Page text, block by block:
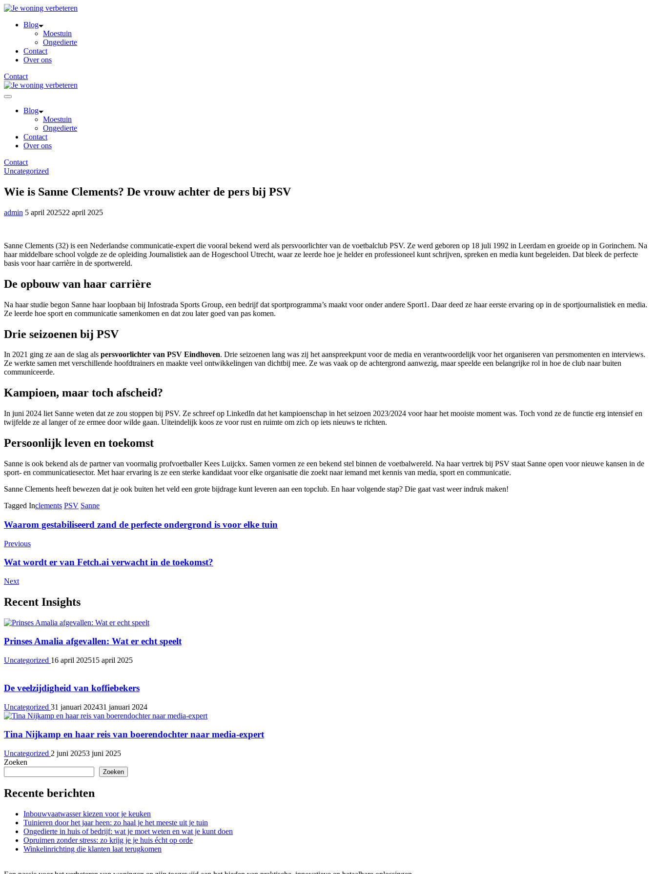
Skip
contentBlog
Moestuin
Ongedierte
Contact
Over ons
Contact
Blog
Moestuin
Ongedierte
Contact
Over ons
Contact
Uncategorized
Wie is Sanne Clements? De vrouw achter de pers bij PSV
admin 5 april 202522 april 2025
Sanne Clements (32) is een Nederlandse communicatie-expert die vooral bekend werd als persvoorlichter van de voetbalclub PSV. Ze werd geboren op 18 juli 1992 in Leerdam en groeide op in Gorinchem. Na
haar middelbare school volgde ze de opleiding Journalistiek aan de Hogeschool Utrecht, waar ze leerde hoe je helder en professioneel kunt schrijven, spreken en media kunt begeleiden. Dat bleek de perfecte
basis voor haar carrière in de sportwereld.
De opbouw van haar carrière
Na haar studie begon Sanne haar loopbaan bij Infostrada Sports Group, een bedrijf dat sportprogramma’s maakt voor onder andere Sport1. Daar deed ze haar eerste ervaring op in de sportjournalistiek en media.
Ze leerde hoe sport en communicatie samenkomen en dat zou later goed van pas komen.
Drie seizoenen bij PSV
In 2021 ging ze aan de slag als persvoorlichter van PSV Eindhoven. Drie seizoenen lang was zij het aanspreekpunt voor de media en verantwoordelijk voor het organiseren van persmomenten en interviews.
Ze werkte samen met verschillende hoofdtrainers en maakte veel ontwikkelingen van dichtbij mee. Ze was vaak op de achtergrond aanwezig, maar speelde een belangrijke rol in hoe de club naar buiten
communiceerde.
Kampioen, maar toch afscheid?
In juni 2024 liet Sanne weten dat ze zou stoppen bij PSV. Ze schreef op LinkedIn dat het kampioenschap in het seizoen 2023/2024 voor haar het mooiste moment was. Toch vond ze de functie erg intensief en
twijfelde ze al langer of ze ermee door wilde gaan. Uiteindelijk koos ze voor rust en ruimte om zich op iets nieuws te richten.
Persoonlijk leven en toekomst
Sanne is ook bekend als de partner van voormalig profvoetballer Kees Luijckx. Samen vormen ze een bekend stel binnen de voetbalwereld. Na haar vertrek bij PSV staat Sanne open voor nieuwe kansen in de
sport- en communicatiesector. Met haar ervaring is ze een sterke kandidaat voor elke organisatie die zoekt naar iemand met kennis van media, sport en communicatie.
Sanne Clements heeft bewezen dat je ook buiten het veld een grote bijdrage kunt leveren aan een topclub. En haar volgende stap? Die gaat vast weer indruk maken!
Tagged Inclements PSV Sanne
Post
Navigation
Waarom gestabiliseerd zand de perfecte ondergrond is voor elke tuin
Previous
Wat wordt er van Fetch.ai verwacht in de toekomst?
Next
Recent Insights
Prinses Amalia afgevallen: Wat er echt speelt
Uncategorized 16 april 202515 april 2025
De veelzijdigheid van koffiebekers
Uncategorized 31 januari 202431 januari 2024
Tina Nijkamp en haar reis van boerendochter naar media-expert
Uncategorized 2 juni 20253 juni 2025
Zoeken
Zoeken
Recente berichten
Inbouwvaatwasser kiezen voor je keuken
Tuinieren door het jaar heen: zo haal je het meeste uit je tuin
Ongedierte in huis of bedrijf: wat je moet weten en wat je kunt doen
Opruimen zonder stress: zo krijg je je huis écht op orde
Winkelinrichting die klanten laat terugkomen